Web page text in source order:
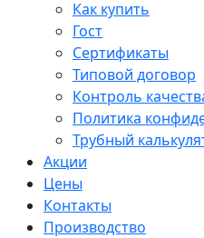
Как купить
Гост
Сертификаты
Типовой договор
Контроль
Политика
Трубный
Акции
Цены
Контакты
Производство